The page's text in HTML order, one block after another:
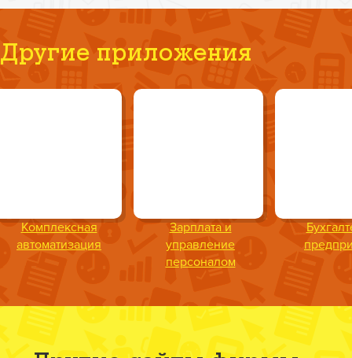
Другие приложения
Комплексная
автоматизация
Зарплата и
управление
персоналом